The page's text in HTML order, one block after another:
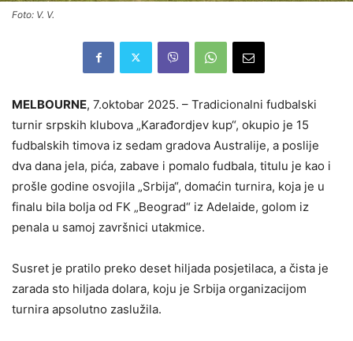
Foto: V. V.
MELBOURNE, 7.oktobar 2025. – Tradicionalni fudbalski
turnir srpskih klubova „Karađordjev kup“, okupio je 15
fudbalskih timova iz sedam gradova Australije, a poslije
dva dana jela, pića, zabave i pomalo fudbala, titulu je kao i
prošle godine osvojila „Srbija“, domaćin turnira, koja je u
finalu bila bolja od FK „Beograd“ iz Adelaide, golom iz
penala u samoj završnici utakmice.
Susret je pratilo preko deset hiljada posjetilaca, a čista je
zarada sto hiljada dolara, koju je Srbija organizacijom
turnira apsolutno zaslužila.